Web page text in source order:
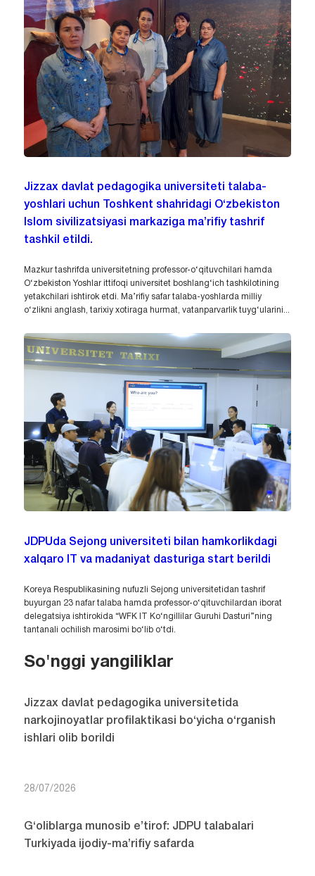
Jizzax davlat pedagogika universiteti talaba-
yoshlari uchun Toshkent shahridagi O‘zbekiston
Islom sivilizatsiyasi markaziga ma’rifiy tashrif
tashkil etildi.
Mazkur tashrifda universitetning professor-o‘qituvchilari hamda
O‘zbekiston Yoshlar ittifoqi universitet boshlang‘ich tashkilotining
yetakchilari ishtirok etdi. Ma’rifiy safar talaba-yoshlarda milliy
o‘zlikni anglash, tarixiy xotiraga hurmat, vatanparvarlik tuyg‘ularini...
JDPUda Sejong universiteti bilan hamkorlikdagi
xalqaro IT va madaniyat dasturiga start berildi
Koreya Respublikasining nufuzli Sejong universitetidan tashrif
buyurgan 23 nafar talaba hamda professor-o‘qituvchilardan iborat
delegatsiya ishtirokida “WFK IT Ko‘ngillilar Guruhi Dasturi”ning
tantanali ochilish marosimi bo‘lib o‘tdi.
So'nggi yangiliklar
Jizzax davlat pedagogika universitetida
narkojinoyatlar profilaktikasi bo‘yicha o‘rganish
ishlari olib borildi
28/07/2026
G‘oliblarga munosib e’tirof: JDPU talabalari
Turkiyada ijodiy-ma’rifiy safarda